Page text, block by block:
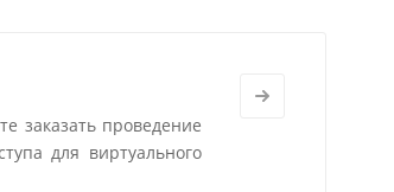
заказать проведение
для виртуального